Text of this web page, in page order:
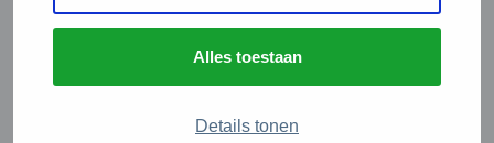
Alles toestaan
Details tonen
Arthur van Schendelstraat 600
info@natuurenmilieufederaties.nl